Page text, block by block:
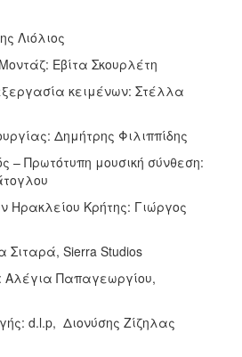
Λιόλιος
Εβίτα Σκουρλέτη
κειμένων: Στέλλα
Δημήτρης Φιλιππίδης
– Πρωτότυπη μουσική σύνθεση:
Ηρακλείου Κρήτης: Γιώργος
Sierra Studios
Αλέγια Παπαγεωργίου,
d.l.p, Διονύσης Ζίζηλας